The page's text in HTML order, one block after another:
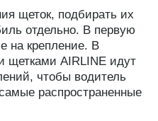
щеток, подбирать их
отдельно. В первую
на крепление. В
щетками AIRLINE идут
чтобы водитель
распространенные